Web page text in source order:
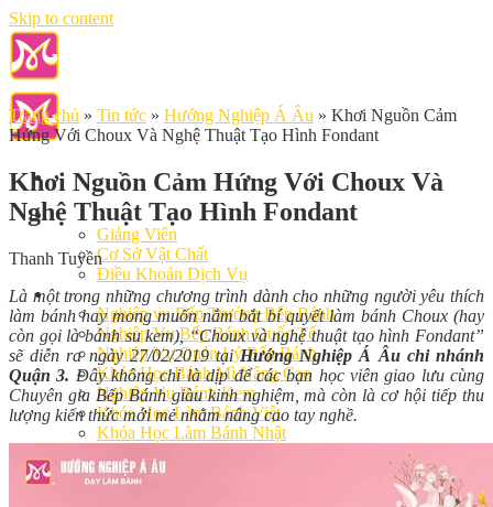
Skip to content
Giới Thiệu
Giảng Viên
Cơ Sở Vật Chất
Điều Khoản Dịch Vụ
Học Làm Bánh
Nghiệp vụ Bếp Trưởng Bếp Bánh
Nghiệp Vụ Bếp Bánh Quốc Tế
Nghiệp Vụ Quản Lý Bếp Bánh
Khóa Học Bánh Mì Nâng Cao
Nghiệp Vụ Bánh Kem
Khóa Học Làm Bánh Việt
Khóa Học Làm Bánh Nhật
Học Làm Bánh Ngắn Hạn
Trang chủ » Tin tức » Hướng Nghiệp Á Âu » Khơi Nguồn Cảm
Hứng Với Choux Và Nghệ Thuật Tạo Hình Fondant
Khơi Nguồn Cảm Hứng Với Choux Và
Nghệ Thuật Tạo Hình Fondant
Thanh Tuyền
Là một trong những chương trình dành cho những người yêu thích
làm bánh hay mong muốn nắm bắt bí quyết làm bánh Choux (hay
còn gọi là bánh su kem), “Choux và nghệ thuật tạo hình Fondant”
sẽ diễn ra ngày 27/02/2019 tạiHướng Nghiệp Á Âu chi nhánh
Quận 3. Đây không chỉ là dịp để các bạn học viên giao lưu cùng
Chuyên gia Bếp Bánh giàu kinh nghiệm, mà còn là cơ hội tiếp thu
lượng kiến thức mới mẻ nhằm nâng cao tay nghề.